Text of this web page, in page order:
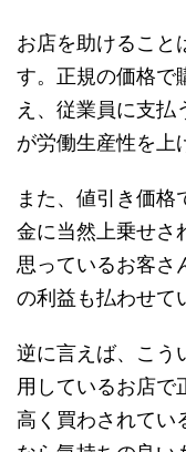
お店を助けること
す。正規の価格で
え、従業員に支払
が労働生産性を上
また、値引き価
金に当然上乗せさ
思っているお客さ
の利益も払わせて
逆に言えば、こう
用しているお店で
高く買わされてい